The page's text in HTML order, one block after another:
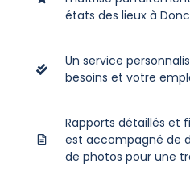
états des lieux à
Un service
besoins et votre
Rapports détaillés et
est accompagné de
de photos pour une